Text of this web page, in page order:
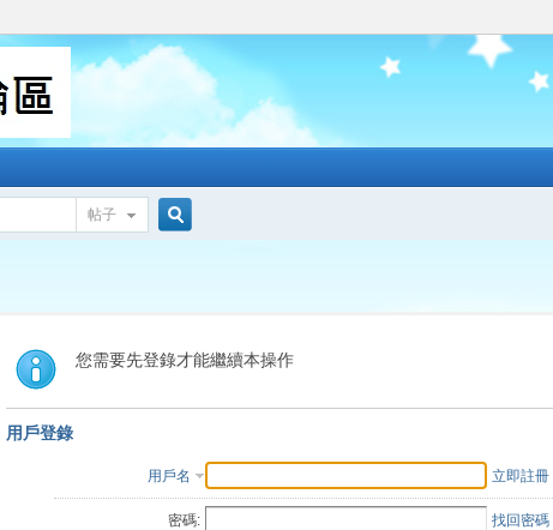
帖子
索
您需要先登錄才能繼續本操作
用戶登錄
用戶名 立即註冊
密碼: 找回密碼